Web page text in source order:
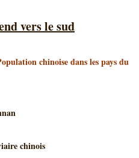
vers le sud
chinoise dans les pays du
chinois